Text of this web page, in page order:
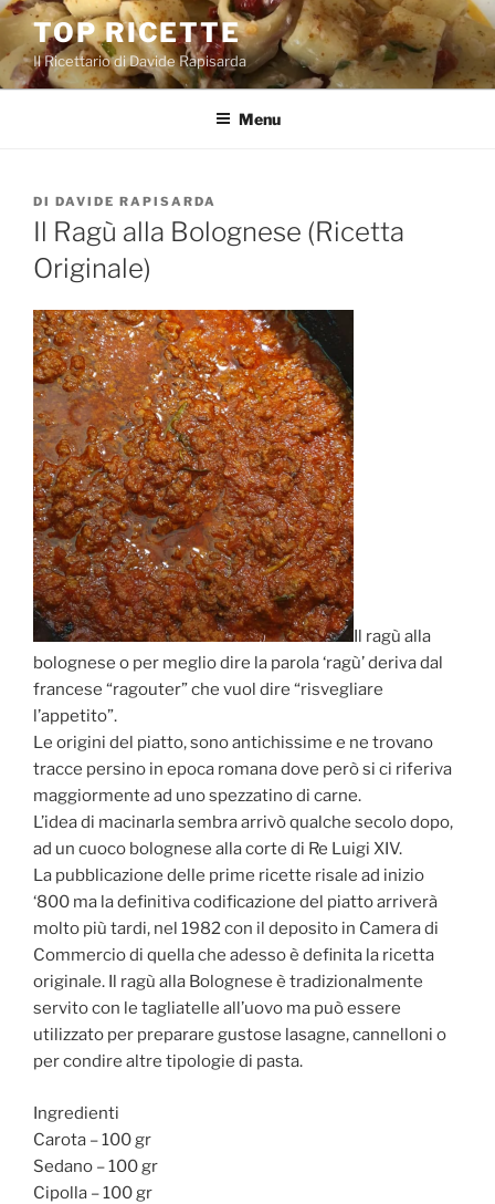
Salta
contenuto
TOP RICETTE
Il Ricettario di Davide Rapisarda
Menu
PUBBLICATO
IL
DI DAVIDE RAPISARDA
Il Ragù alla Bolognese (Ricetta
Originale)
Il ragù alla
bolognese o per meglio dire la parola ‘ragù’ deriva dal
francese “ragouter” che vuol dire “risvegliare
l’appetito”.
Le origini del piatto, sono antichissime e ne trovano
tracce persino in epoca romana dove però si ci riferiva
maggiormente ad uno spezzatino di carne.
L’idea di macinarla sembra arrivò qualche secolo dopo,
ad un cuoco bolognese alla corte di Re Luigi XIV.
La pubblicazione delle prime ricette risale ad inizio
‘800 ma la definitiva codificazione del piatto arriverà
molto più tardi, nel 1982 con il deposito in Camera di
Commercio di quella che adesso è definita la ricetta
originale. Il ragù alla Bolognese è tradizionalmente
servito con le tagliatelle all’uovo ma può essere
utilizzato per preparare gustose lasagne, cannelloni o
per condire altre tipologie di pasta.
Ingredienti
Carota – 100 gr
Sedano – 100 gr
Cipolla – 100 gr